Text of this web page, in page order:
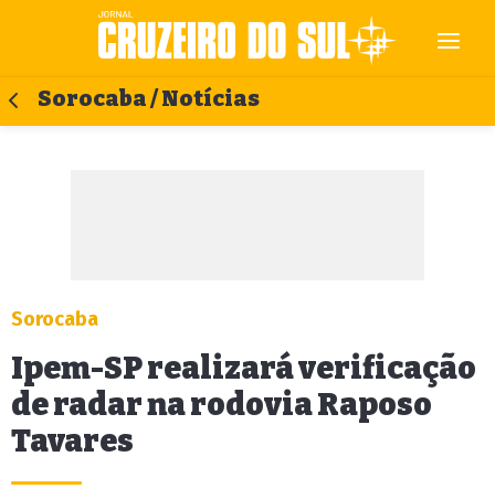
Sorocaba / Notícias
Sorocaba
Ipem-SP realizará verificação
de radar na rodovia Raposo
Tavares